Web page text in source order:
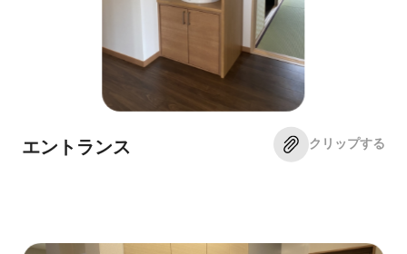
エントランス クリップする